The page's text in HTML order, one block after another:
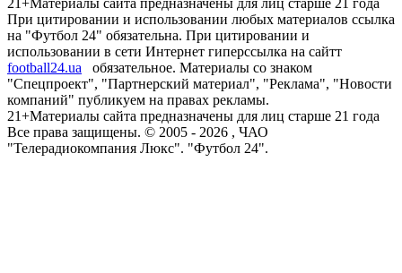
21+Материалы сайта предназначены для лиц старше 21 года
При цитировании и использовании любых материалов ссылка
на "Футбол 24" обязательна. При цитировании и
использовании в сети Интернет гиперссылка на сайтт
football24.ua
обязательное. Материалы со знаком
"Спецпроект", "Партнерский материал", "Реклама", "Новости
компаний" публикуем на правах рекламы.
21+Материалы сайта предназначены для лиц старше 21 года
Все права защищены. © 2005 - 2026 , ЧАО
"Телерадиокомпания Люкс". "Футбол 24".